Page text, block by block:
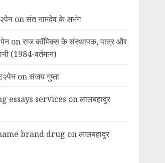
onसंत नामदेव के अभंग
onराज कॉमिक्स के संस्थापक, पात्र और
(1984-वर्तमान)
onसंजय गुप्ता
essays services onलालबहादुर
brand drug onलालबहादुर